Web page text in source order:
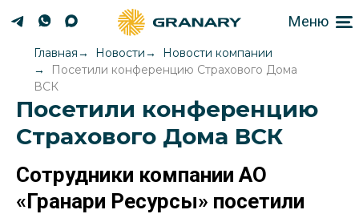
Меню
Главная Новости
Новости компании
Посетили конференцию Страхового Дома
ВСК
Посетили конференцию
Страхового Дома ВСК
Сотрудники компании АО
«Гранари Ресурсы» посетили